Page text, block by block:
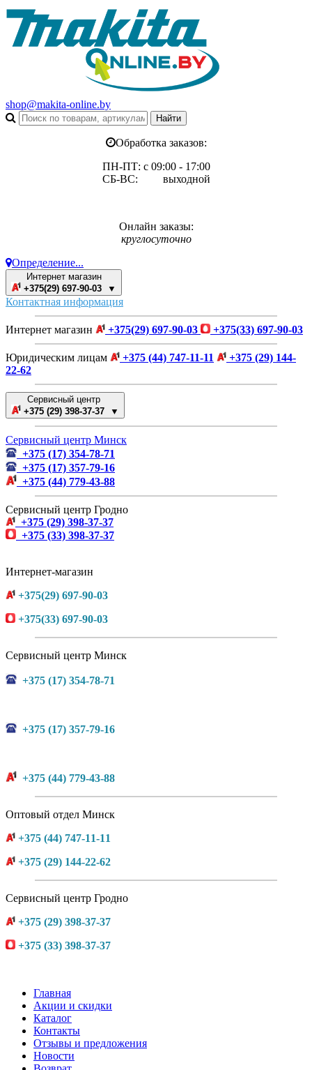
shop@makita-online.by
Обработка заказов:
ПН-ПТ: с 09:00 - 17:00
СБ-ВС: выходной
Онлайн заказы:
круглосуточно
Определение...
Интернет магазин
+375(29) 697-90-03 ▼
Контактная информация
Интернет магазин +375(29) 697-90-03 +375(33) 697-90-03
Юридическим лицам +375 (44) 747-11-11
+375 (29) 144-
22-62
Сервисный центр
+375 (29) 398-37-37 ▼
Сервисный центр Минск
+375 (17) 354-78-71
+375 (17) 357-79-16
+375 (44) 779-43-88
Сервисный центр Гродно
+375 (29) 398-37-37
+375 (33) 398-37-37
Интернет-магазин
+375(29) 697-90-03
+375(33) 697-90-03
Сервисный центр Минск
+375 (17) 354-78-71
+375 (17) 357-79-16
+375 (44) 779-43-88
Оптовый отдел Минск
+375 (44) 747-11-11
+375 (29) 144-22-62
Сервисный центр Гродно
+375 (29) 398-37-37
+375 (33) 398-37-37
Главная
Акции и скидки
Каталог
Контакты
Отзывы и предложения
Новости